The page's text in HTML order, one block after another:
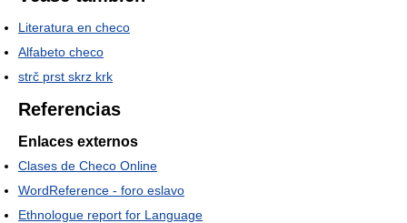
Literatura en checo
Alfabeto checo
strč prst skrz krk
Referencias
Enlaces externos
Clases de Checo Online
WordReference - foro eslavo
Ethnologue report for Language